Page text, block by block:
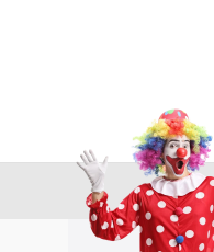
verzending vanaf 60 euro!